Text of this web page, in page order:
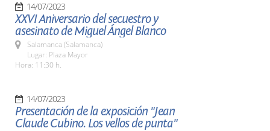
14/07/2023
XXVI Aniversario del secuestro y
asesinato de Miguel Ángel Blanco
Salamanca (Salamanca)
Lugar: Plaza Mayor
Hora: 11:30 h.
14/07/2023
Presentación de la exposición "Jean
Claude Cubino. Los vellos de punta"